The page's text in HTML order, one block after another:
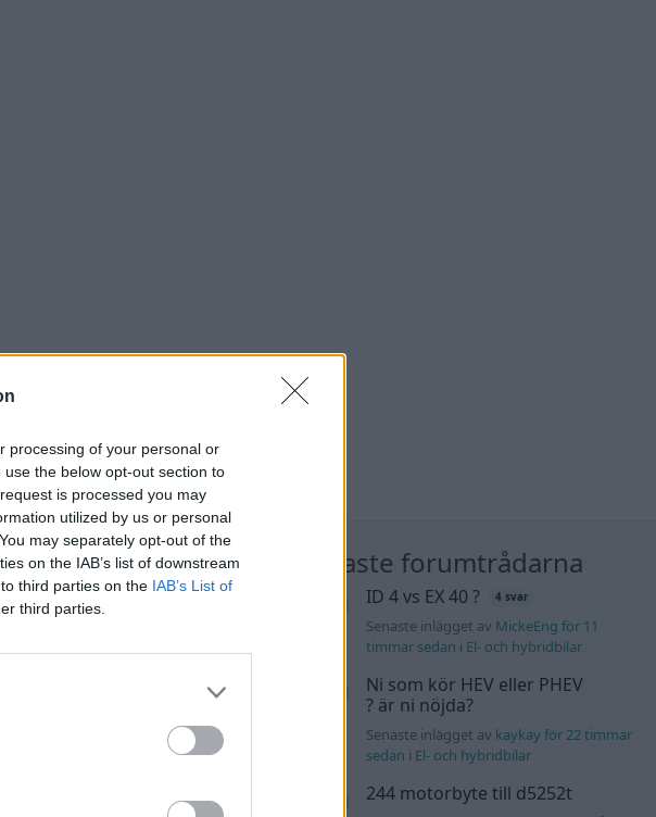
processing of your personal or
the below opt-out section to
is processed you may
utilized by us or personal
may separately opt-out of the
on the IAB’s list of downstream
third parties on the IAB’s List of
third parties.
projektinläggen
Puttelitens projekt Audi
S2 Avant. Back to basic. +
Volkswagen Golf MK4 v6
4motion OEM++ med JDM
Stol3n_Identity för 19
Nyaste forumtrådarna
ID 4 vs EX 40 ? 4 svar
Senaste inlägget av MickeEng för 11
timmar sedan i El- och hybridbilar
Ni som kör HEV eller PHEV
? är ni nöjda?
Senaste inlägget av kaykay för 22 timmar
sedan i El- och hybridbilar
244 motorbyte till d5252t